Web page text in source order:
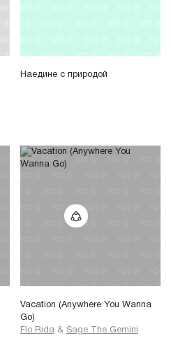
Наедине с природой
Vacation (Anywhere You Wanna
Go)
Flo Rida & Sage The Gemini